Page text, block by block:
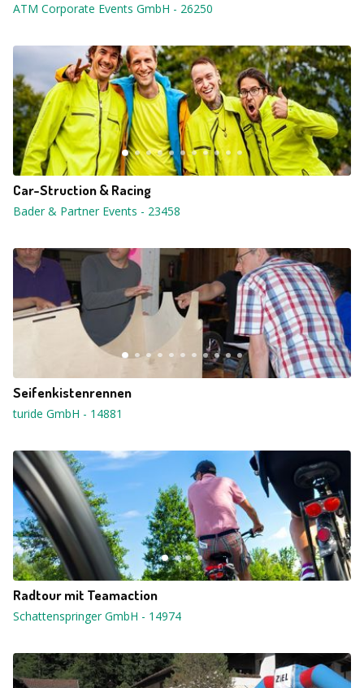
ATM Corporate Events GmbH - 26250
Car-Struction & Racing
Bader & Partner Events - 23458
Seifenkistenrennen
turide GmbH - 14881
Radtour mit Teamaction
Schattenspringer GmbH - 14974